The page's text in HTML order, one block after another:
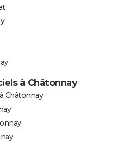
à Châtonnay
Châtonnay